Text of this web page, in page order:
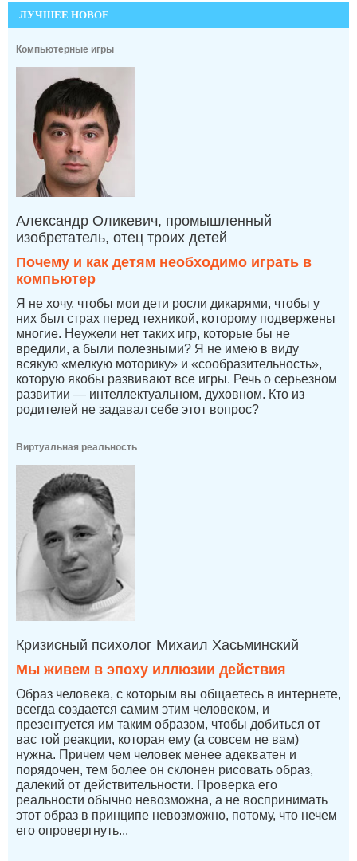
ЛУЧШЕЕ НОВОЕ
Компьютерные игры
Александр Оликевич, промышленный
изобретатель, отец троих детей
Почему и как детям необходимо играть в
компьютер
Я не хочу, чтобы мои дети росли дикарями, чтобы у
них был страх перед техникой, которому подвержены
многие. Неужели нет таких игр, которые бы не
вредили, а были полезными? Я не имею в виду
всякую «мелкую моторику» и «сообразительность»,
которую якобы развивают все игры. Речь о серьезном
развитии — интеллектуальном, духовном. Кто из
родителей не задавал себе этот вопрос?
Виртуальная реальность
Кризисный психолог Михаил Хасьминский
Мы живем в эпоху иллюзии действия
Образ человека, с которым вы общаетесь в интернете,
всегда создается самим этим человеком, и
презентуется им таким образом, чтобы добиться от
вас той реакции, которая ему (а совсем не вам)
нужна. Причем чем человек менее адекватен и
порядочен, тем более он склонен рисовать образ,
далекий от действительности. Проверка его
реальности обычно невозможна, а не воспринимать
этот образ в принципе невозможно, потому, что нечем
его опровергнуть...